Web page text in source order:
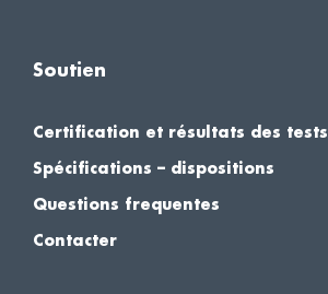
Soutien
Certification et résultats des tests
Spécifications – dispositions
Questions frequentes
Contacter